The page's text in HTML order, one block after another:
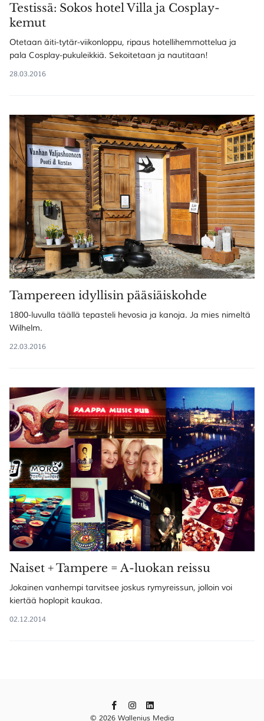
Testissä: Sokos hotel Villa ja Cosplay-
kemut
Otetaan äiti-tytär-viikonloppu, ripaus hotellihemmottelua ja
pala Cosplay-pukuleikkiä. Sekoitetaan ja nautitaan!
28.03.2016
Tampereen idyllisin pääsiäiskohde
1800-luvulla täällä tepasteli hevosia ja kanoja. Ja mies nimeltä
Wilhelm.
22.03.2016
Naiset + Tampere = A-luokan reissu
Jokainen vanhempi tarvitsee joskus rymyreissun, jolloin voi
kiertää hoplopit kaukaa.
02.12.2014
© 2026 Wallenius Media